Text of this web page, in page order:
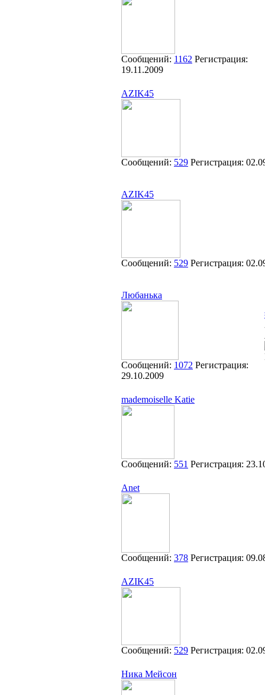
Сообщений: 1162 Регистрация:
19.11.2009
AZIK45
Сообщений: 529 Регистрация:
AZIK45
Сообщений: 529 Регистрация:
Любанька
Сообщений: 1072 Регистрация:
29.10.2009
mademoiselle Katie
Сообщений: 551 Регистрация:
Anet
Сообщений: 378 Регистрация:
AZIK45
Сообщений: 529 Регистрация:
Ника Мейсон